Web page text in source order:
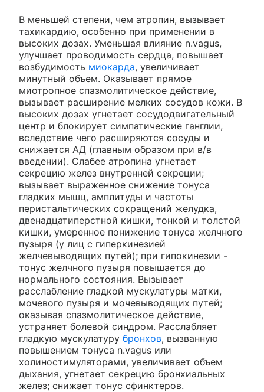
В меньшей степени, чем атропин, вызывает
тахикардию, особенно при применении в
высоких дозах. Уменьшая влияние n.vagus,
улучшает проводимость сердца, повышает
возбудимость миокарда, увеличивает
минутный объем. Оказывает прямое
миотропное спазмолитическое действие,
вызывает расширение мелких сосудов кожи. В
высоких дозах угнетает сосудодвигательный
центр и блокирует симпатические ганглии,
вследствие чего расширяются сосуды и
снижается АД (главным образом при в/в
введении). Слабее атропина угнетает
секрецию желез внутренней секреции;
вызывает выраженное снижение тонуса
гладких мышц, амплитуды и частоты
перистальтических сокращений желудка,
двенадцатиперстной кишки, тонкой и толстой
кишки, умеренное понижение тонуса желчного
пузыря (у лиц с гиперкинезией
желчевыводящих путей); при гипокинезии -
тонус желчного пузыря повышается до
нормального состояния. Вызывает
расслабление гладкой мускулатуры матки,
мочевого пузыря и мочевыводящих путей;
оказывая спазмолитическое действие,
устраняет болевой синдром. Расслабляет
гладкую мускулатуру бронхов, вызванную
повышением тонуса n.vagus или
холиностимуляторами, увеличивает объем
дыхания, угнетает секрецию бронхиальных
желез; снижает тонус сфинктеров.